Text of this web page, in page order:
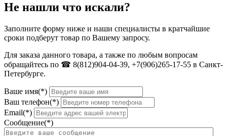
Не нашли что искали?
Заполните форму ниже и наши специалисты в кратчайшие
сроки подберут товар по Вашему запросу.
Для заказа данного товара, а также по любым вопросам
обращайтесь по ☎ 8(812)904-04-39, +7(906)265-17-55 в Санкт-
Петербурге.
Ваше имя(*)
Ваш телефон(*)
Email(*)
Сообщение(*)